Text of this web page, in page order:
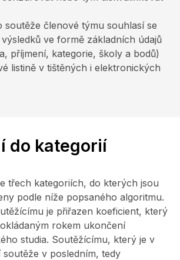
soutěže členové týmu souhlasí se
ve formě základních údajů
příjmení, kategorie, školy a bodů)
listině v tištěných i elektronických
do kategorií
třech kategoriích, do kterých jsou
podle níže popsaného algoritmu.
je přiřazen koeficient, který
rokem ukončení
studia. Soutěžícímu, který je v
v posledním, tedy